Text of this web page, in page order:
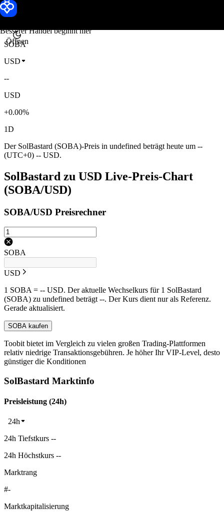
Besserer Handel beginnt hier
Öffnen
SolBastard Kurs
SOBA
USD
--
USD
+0.00%
1D
Der SolBastard (SOBA)-Preis in undefined beträgt heute um --
(UTC+0) -- USD.
SolBastard zu USD Live-Preis-Chart
(SOBA/USD)
SOBA/USD Preisrechner
SOBA
USD
1 SOBA = -- USD. Der aktuelle Wechselkurs für 1 SolBastard
(SOBA) zu undefined beträgt --. Der Kurs dient nur als Referenz.
Gerade aktualisiert.
SOBA kaufen
Toobit bietet im Vergleich zu vielen großen Trading-Plattformen
relativ niedrige Transaktionsgebühren. Je höher Ihr VIP-Level, desto
günstiger die Konditionen
SolBastard Marktinfo
Preisleistung (24h)
24h
24h Tiefstkurs --
24h Höchstkurs --
Marktrang
#-
Marktkapitalisierung